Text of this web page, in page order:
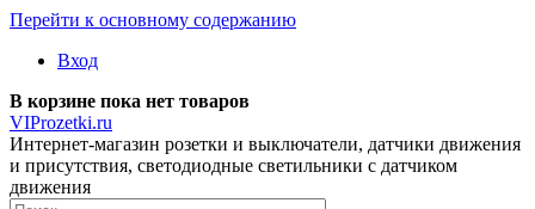
Перейти к основному содержанию
Вход
В корзине пока нет товаров
VIProzetki.ru
Интернет-магазин розетки и выключатели, датчики движения
и присутствия, светодиодные светильники с датчиком
движения